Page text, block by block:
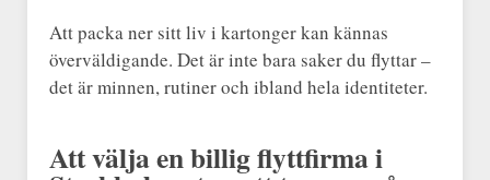
Att packa ner sitt liv i kartonger kan kännas
överväldigande. Det är inte bara saker du flyttar –
det är minnen, rutiner och ibland hela identiteter.
Att välja en billig flyttfirma i